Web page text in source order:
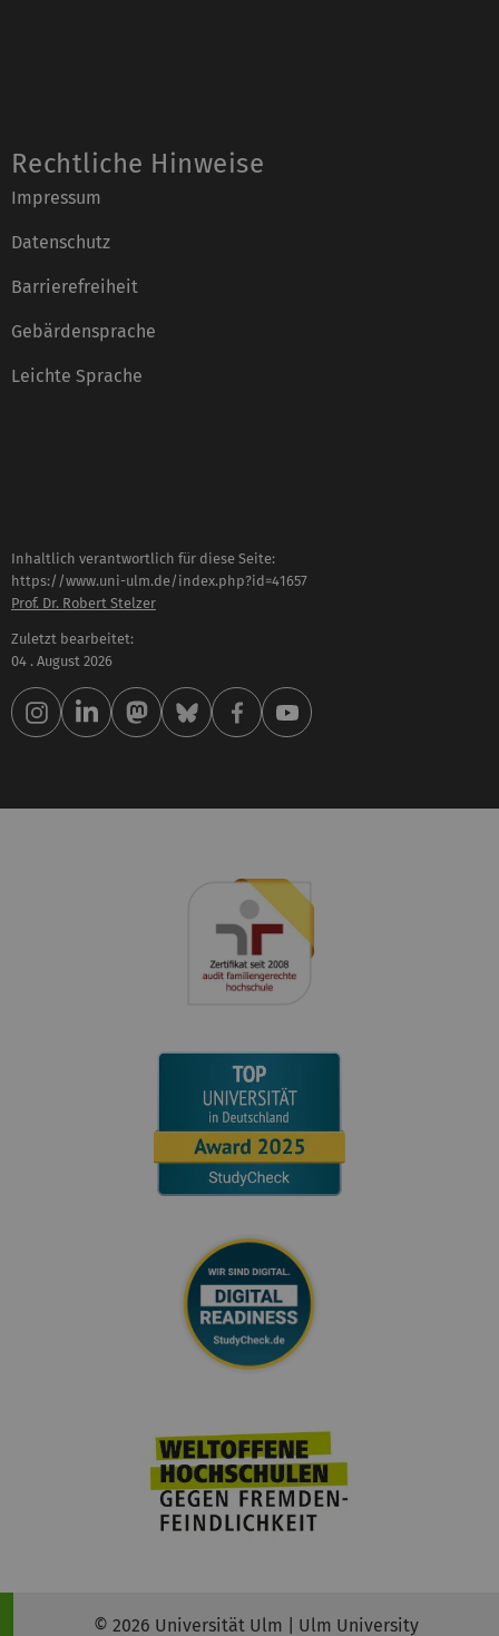
Rechtliche Hinweise
Impressum
Datenschutz
Barrierefreiheit
Gebärdensprache
Leichte Sprache
Inhaltlich verantwortlich für diese Seite:
https://www.uni-ulm.de/index.php?id=41657
Prof. Dr. Robert Stelzer
Zuletzt bearbeitet:
04 . August 2026
© 2026 Universität Ulm | Ulm University